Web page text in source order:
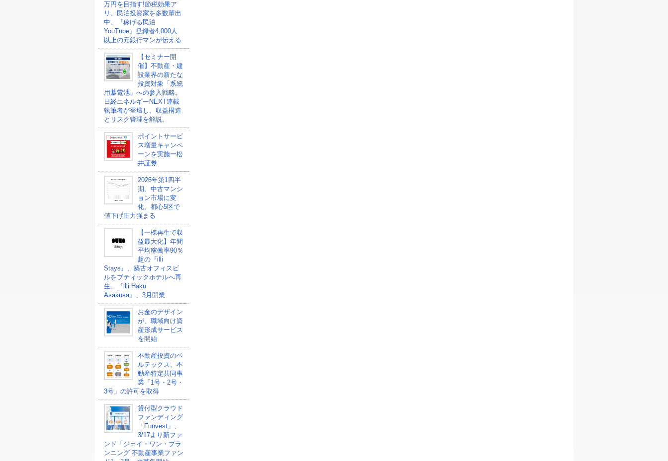
万円を目指す!節税効果ア
リ。民泊投資家を多数輩出
中、『稼げる民泊
YouTube』登録者4,000人
以上の元銀行マンが伝える
【セミナー開
催】不動産・建
設業界の新たな
投資対象「系統
用蓄電池」への参入戦略。
日経エネルギーNEXT連載
執筆者が登壇し、収益構造
とリスク管理を解説。
ポイントサービ
ス増量キャンペ
ーンを実施ー松
井証券
2026年第1四半
期、中古マンシ
ョン市場に変
化、都心5区で
値下げ圧力強まる
【一棟再生で収
益最大化】年間
平均稼働率90％
超の『illi
Stays』、築古オフィスビ
ルをブティックホテルへ再
生。『illi Haku
Asakusa』、3月開業
お金のデザイン
が、職域向け資
産形成サービス
を開始
不動産投資のベ
ルテックス、不
動産特定共同事
業「1号・2号・
3号」の許可を取得
貸付型クラウド
ファンディング
「Funvest」、
3/17より新ファ
ンド「ジェイ・ワン・プラ
ンニング 不動産事業ファン